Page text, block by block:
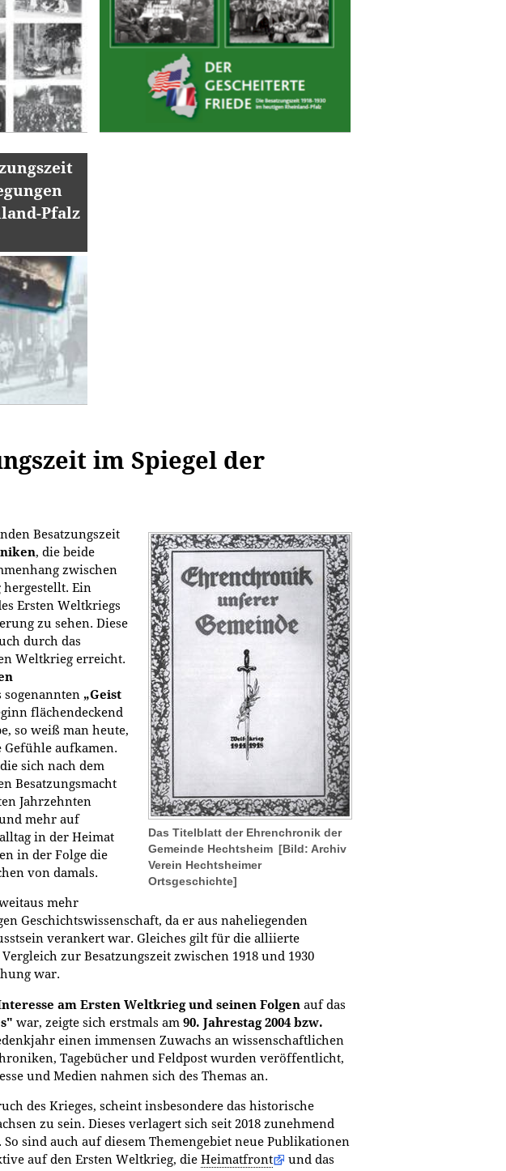
Pfalz
im Spiegel der
Das Titelblatt der Ehrenchronik der
Gemeinde Hechtsheim [Bild: Archiv
Verein Hechtsheimer
Ortsgeschichte]
Besatzungszeit
, die beide
zwischen
Ein
Ersten Weltkriegs
zu sehen. Diese
durch das
Weltkrieg erreicht.
„Geist
flächendeckend
so weiß man heute,
Gefühle aufkamen.
sich nach dem
Besatzungsmacht
Jahrzehnten
mehr auf
in der Heimat
in der Folge die
von damals.
mehr
Geschichtswissenschaft, da er aus naheliegenden
verankert war. Gleiches gilt für die alliierte
zur Besatzungszeit zwischen 1918 und 1930
war.
am Ersten Weltkrieg und seinen Folgen auf das
war, zeigte sich erstmals am 90. Jahrestag 2004 bzw.
einen immensen Zuwachs an wissenschaftlichen
Tagebücher und Feldpost wurden veröffentlicht,
und Medien nahmen sich des Themas an.
des Krieges, scheint insbesondere das historische
zu sein. Dieses verlagert sich seit 2018 zunehmend
sind auch auf diesem Themengebiet neue Publikationen
auf den Ersten Weltkrieg, die Heimatfront
und das